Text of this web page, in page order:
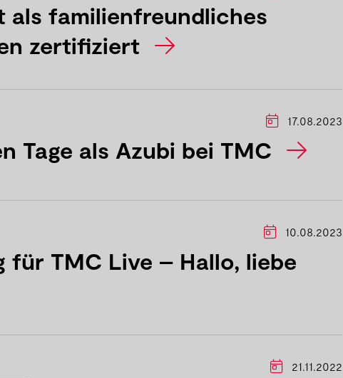
als familienfreundliches
zertifiziert
17.08.2023
Tage als Azubi bei TMC
10.08.2023
für TMC Live – Hallo, liebe
21.11.2022